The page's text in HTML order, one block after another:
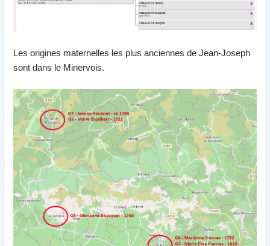
Les origines maternelles les plus anciennes de Jean-Joseph
sont dans le Minervois.